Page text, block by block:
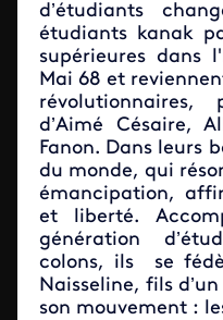
d’étudiants
étudiants kanak
supérieures dans
Mai 68 et
d’Aimé Césaire,
Fanon. Dans leurs
du monde, qui
émancipation,
et liberté.
génération
colons, ils se
Naisseline, fils
son mouvement :